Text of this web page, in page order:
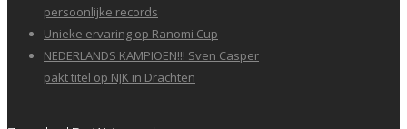
persoonlijke records
Unieke ervaring op Ranomi Cup
NEDERLANDS KAMPIOEN!!! Sven Casper
pakt titel op NJK in Drachten